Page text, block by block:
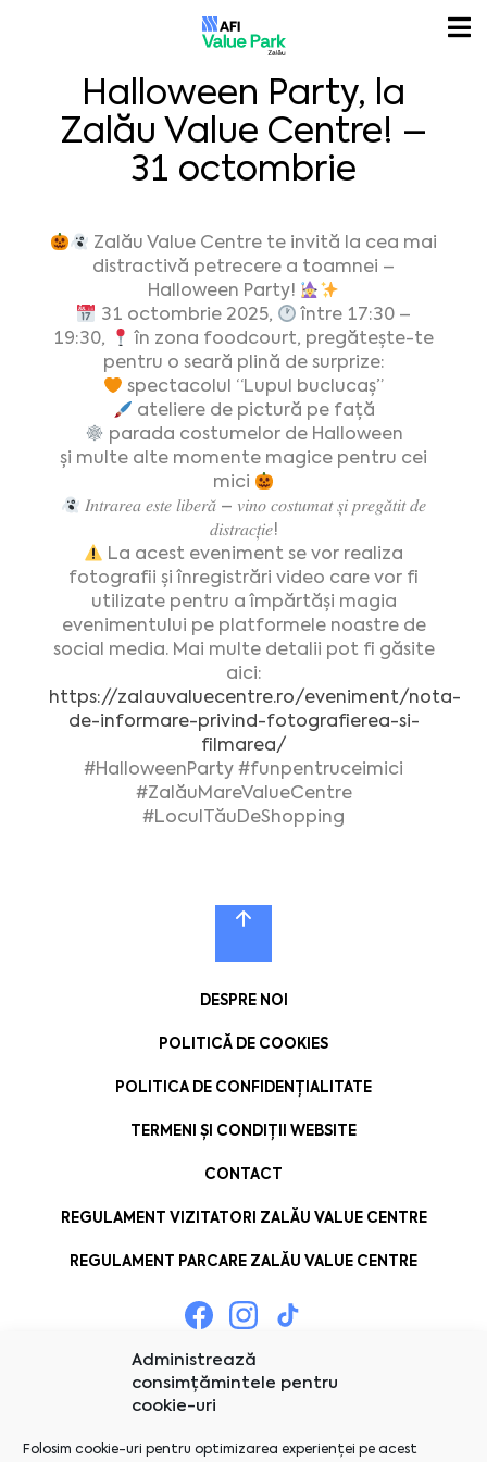
Administrează
consimțămintele pentru
cookie-uri
Folosim cookie-uri pentru optimizarea experienței pe acest
Halloween Party, la
Zalău Value Centre! –
31 octombrie
Zalău Value Centre te invită la cea mai
distractivă petrecere a toamnei –
Halloween Party!
31 octombrie 2025,
între 17:30 –
19:30,
în zona foodcourt, pregătește-te
pentru o seară plină de surprize:
spectacolul “Lupul buclucaș”
ateliere de pictură pe față
parada costumelor de Halloween
și multe alte momente magice pentru cei
mici
𝐼𝑛𝑡𝑟𝑎𝑟𝑒𝑎 𝑒𝑠𝑡𝑒 𝑙𝑖𝑏𝑒𝑟𝑎̆ – 𝑣𝑖𝑛𝑜 𝑐𝑜𝑠𝑡𝑢𝑚𝑎𝑡 𝑠̦𝑖 𝑝𝑟𝑒𝑔𝑎̆𝑡𝑖𝑡 𝑑𝑒
𝑑𝑖𝑠𝑡𝑟𝑎𝑐𝑡̦𝑖𝑒!
La acest eveniment se vor realiza
fotografii și înregistrări video care vor fi
utilizate pentru a împărtăși magia
evenimentului pe platformele noastre de
social media. Mai multe detalii pot fi găsite
aici:
https://zalauvaluecentre.ro/eveniment/nota-
de-informare-privind-fotografierea-si-
filmarea/
#HalloweenParty #funpentruceimici
#ZalăuMareValueCentre
#LoculTăuDeShopping
DESPRE NOI
POLITICĂ DE COOKIES
POLITICA DE CONFIDENȚIALITATE
TERMENI ȘI CONDIȚII WEBSITE
CONTACT
REGULAMENT VIZITATORI ZALĂU VALUE CENTRE
REGULAMENT PARCARE ZALĂU VALUE CENTRE